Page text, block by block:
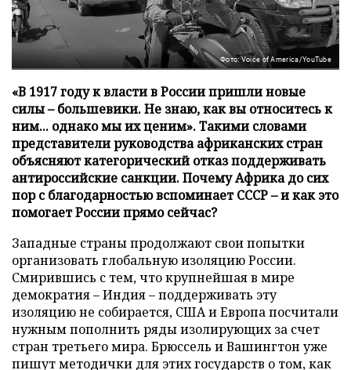
Фото: Voice of America/YouTube
«В 1917 году к власти в России пришли новые
силы – большевики. Не знаю, как вы относитесь к
ним... однако мы их ценим». Такими словами
представители руководства африканских стран
объясняют категорический отказ поддерживать
антироссийские санкции. Почему Африка до сих
пор с благодарностью вспоминает СССР – и как это
помогает России прямо сейчас?
Западные страны продолжают свои попытки
организовать глобальную изоляцию России.
Смирившись с тем, что крупнейшая в мире
демократия – Индия – поддерживать эту
изоляцию не собирается, США и Европа посчитали
нужным пополнить ряды изолирующих за счет
стран третьего мира. Брюссель и Вашингтон уже
пишут методички для этих государств о том, как